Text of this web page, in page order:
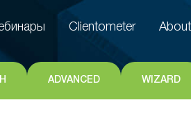
Clientometer
Clientometer About
ADVANCED WIZARD